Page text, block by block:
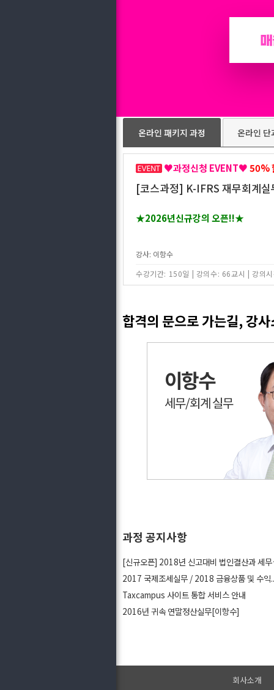
온라인 패키지 과정 온라인 단
♥과정신청 EVENT♥50%
[코스과정] K-IFRS 재무회계
★2026년신규강의 오픈!!★
강사: 이항수
수강기간: 150일 | 강의수: 66교시 | 강의
합격의 문으로 가는길, 강
이항수
세무/회계 실무
과정 공지사항
[신
2017 국제조세실무 / 2018 금융상품 및 수익
Taxcampus 사이트 통합 서비스 안내
2016년 귀속 연말정산실무[이항수]
회사소개